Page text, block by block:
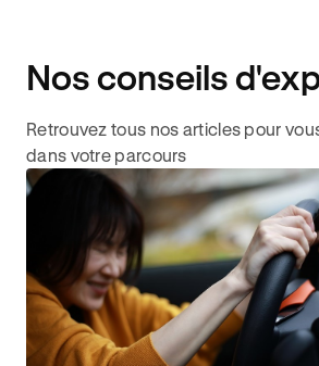
Nos conseils
Retrouvez tous nos articles pour
dans votre parcours